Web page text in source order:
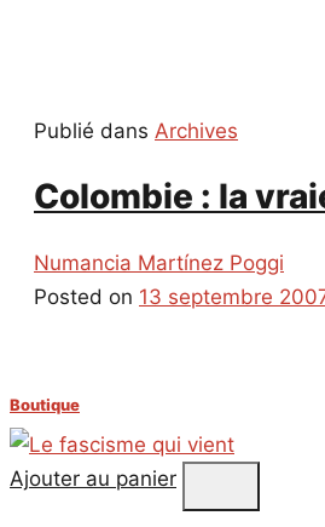
Publié dans Archives
Colombie : la
Numancia Martínez Poggi
Posted on 13 septembre
Boutique
Ajouter au panier